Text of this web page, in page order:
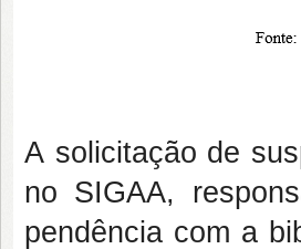
A solicitação de
no SIGAA,
pendência com a